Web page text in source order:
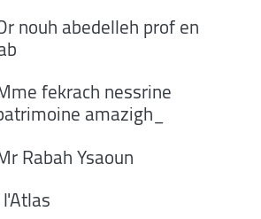
nouh abedelleh prof en
fekrach nessrine
amazigh_
Rabah Ysaoun